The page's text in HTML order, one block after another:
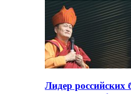
Лидер российских